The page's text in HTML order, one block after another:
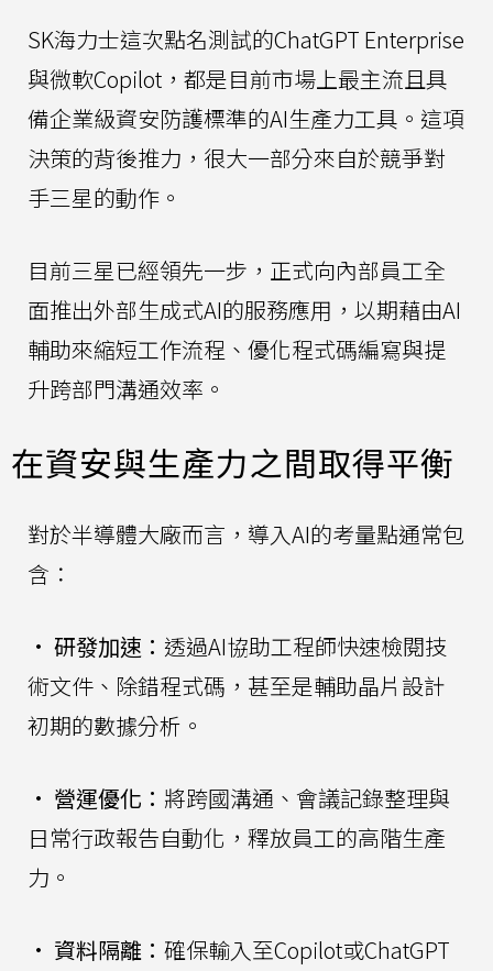
SK海力士這次點名測試的ChatGPT Enterprise
與微軟Copilot，都是目前市場上最主流且具
備企業級資安防護標準的AI生產力工具。這項
決策的背後推力，很大一部分來自於競爭對
手三星的動作。
目前三星已經領先一步，正式向內部員工全
面推出外部生成式AI的服務應用，以期藉由AI
輔助來縮短工作流程、優化程式碼編寫與提
升跨部門溝通效率。
在資安與生產力之間取得平衡
對於半導體大廠而言，導入AI的考量點通常包
含：
• 研發加速： 透過AI協助工程師快速檢閱技
術文件、除錯程式碼，甚至是輔助晶片設計
初期的數據分析。
• 營運優化： 將跨國溝通、會議記錄整理與
日常行政報告自動化，釋放員工的高階生產
力。
• 資料隔離： 確保輸入至Copilot或ChatGPT